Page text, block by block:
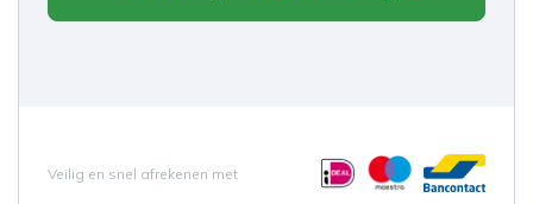
Veilig en snel afrekenen met